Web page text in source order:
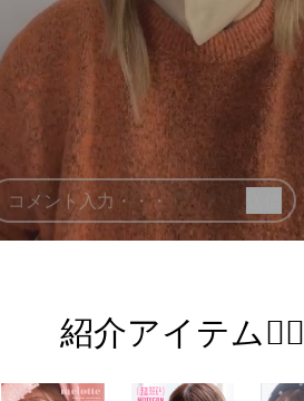
紹介アイテム💁‍♀️